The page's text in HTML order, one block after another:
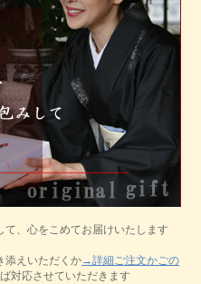
、心をこめてお届けいたします
添えいただくか→詳細ご注文かごの
対応させていただきます